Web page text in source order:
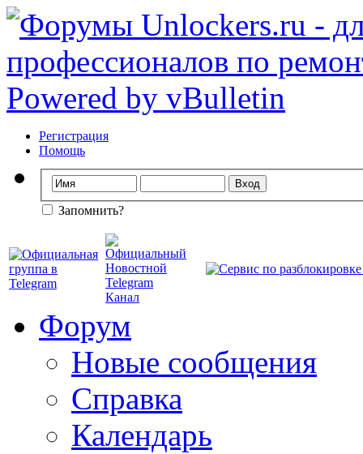
Регистрация
Помощь
Запомнить?
Форум
Новые сообщения
Справка
Календарь